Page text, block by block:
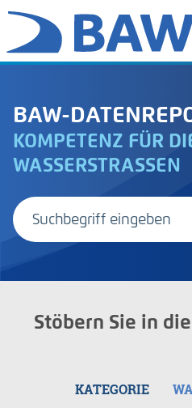
BAW-
KOMPETENZ FÜR
WASSERSTRASSEN
Stöbern Sie in
KATEGORIE